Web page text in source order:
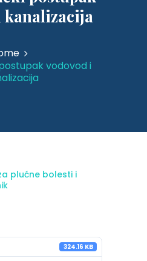
kanalizacija
vodovod i
plućne bolesti i
324.16 KB